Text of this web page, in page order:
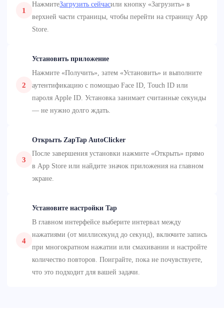
1
НажмитеЗагрузить сейчасили кнопку «Загрузить» в
верхней части страницы, чтобы перейти на страницу App
Store.
2
Установить приложение
Нажмите «Получить», затем «Установить» и выполните
аутентификацию с помощью Face ID, Touch ID или
пароля Apple ID. Установка занимает считанные секунды
— не нужно долго ждать.
3
Открыть ZapTap AutoClicker
После завершения установки нажмите «Открыть» прямо
в App Store или найдите значок приложения на главном
экране.
4
Установите настройки Tap
В главном интерфейсе выберите интервал между
нажатиями (от миллисекунд до секунд), включите запись
при многократном нажатии или смахивании и настройте
количество повторов. Поиграйте, пока не почувствуете,
что это подходит для вашей задачи.